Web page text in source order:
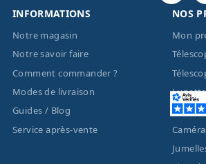
INFORMATIONS
Notre magasin
Notre savoir faire
Comment commander ?
Modes de livraison
Guides / Blog
Service après-vente
NOS
Mon